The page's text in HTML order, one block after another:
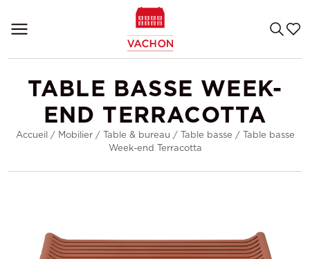
TABLE BASSE WEEK-
END TERRACOTTA
Accueil / Mobilier/ Table & bureau / Table basse / Table basse
Week-end Terracotta